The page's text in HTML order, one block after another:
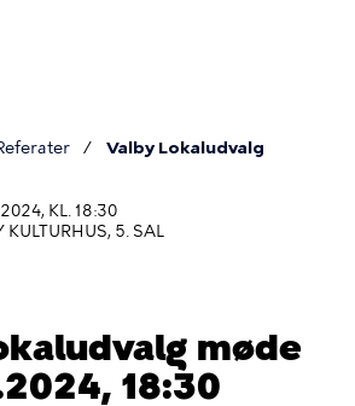
Valby Lokaludvalg
KL. 18:30
KULTURHUS, 5. SAL
møde
18:30